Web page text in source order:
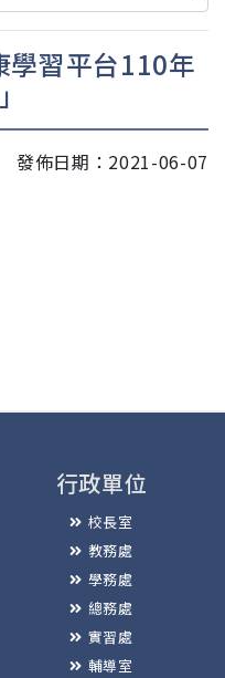
學習平台110年
發佈日期：2021-06-07
行政單位
校長室
教務處
學務處
總務處
實習處
輔導室